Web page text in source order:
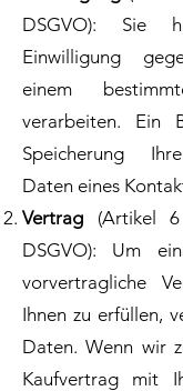
DSGVO): Sie
Einwilligung
einem
verarbeiten. Ein
Speicherung
Daten eines
Vertrag (Artikel
DSGVO): Um
vorvertragliche
Ihnen zu erfüllen,
Daten. Wenn wir
Kaufvertrag mit